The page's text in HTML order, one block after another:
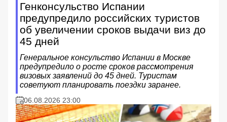
Генконсульство Испании
предупредило российских туристов
об увеличении сроков выдачи виз до
45 дней
Генеральное консульство Испании в Москве
предупредило о росте сроков рассмотрения
визовых заявлений до 45 дней. Туристам
советуют планировать поездки заранее.
06.08.2026 23:00